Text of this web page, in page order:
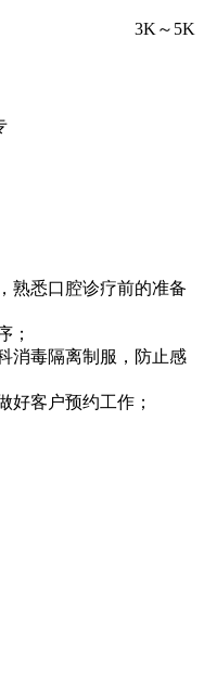
3K～5K
熟悉口腔诊疗前的准备
；
消毒隔离制服，防止感
好客户预约工作；